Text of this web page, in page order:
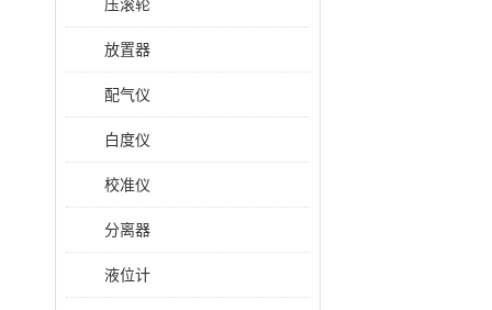
压滚轮
放置器
配气仪
白度仪
校准仪
分离器
液位计